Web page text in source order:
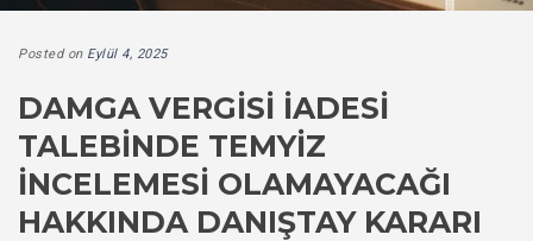
Posted on Eylül 4, 2025
DAMGA VERGISI İADESI
TALEBINDE TEMYIZ
İNCELEMESI OLAMAYACAĞI
HAKKINDA DANIŞTAY KARARI